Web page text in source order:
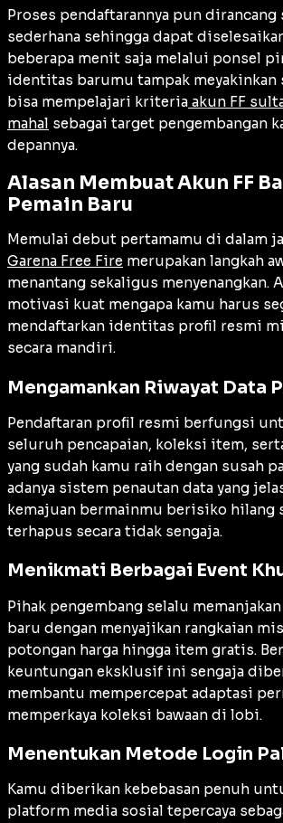
Proses pendaftarannya pun dirancang
sederhana sehingga dapat
beberapa menit saja melalui ponsel
identitas barumu tampak meyakinkan
bisa mempelajari kriteria akun FF
mahal sebagai target pengembangan
depannya.
Alasan Membuat Akun FF
Pemain Baru
Memulai debut pertamamu di dalam
Garena Free Fire merupakan langkah
menantang sekaligus menyenangkan.
motivasi kuat mengapa kamu harus
mendaftarkan identitas profil resmi
secara mandiri.
Mengamankan Riwayat Data
Pendaftaran profil resmi berfungsi
seluruh pencapaian, koleksi item,
yang sudah kamu raih dengan susah
adanya sistem penautan data yang
kemajuan bermainmu berisiko hilang
terhapus secara tidak sengaja.
Menikmati Berbagai Event
Pihak pengembang selalu
baru dengan menyajikan rangkaian
potongan harga hingga item gratis.
keuntungan eksklusif ini sengaja
membantu mempercepat adaptasi
memperkaya koleksi bawaan di lobi.
Menentukan Metode Login
Kamu diberikan kebebasan penuh
platform media sosial tepercaya